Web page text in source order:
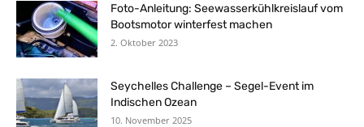
Foto-Anleitung: Seewasserkühlkreislauf vom
Bootsmotor winterfest machen
2. Oktober 2023
Seychelles Challenge – Segel-Event im
Indischen Ozean
10. November 2025